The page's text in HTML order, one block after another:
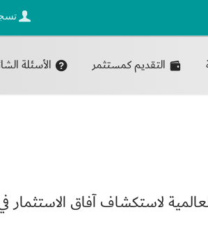
التقديم كمستثمر الأسئلة
لاستكشاف آفاق الاستثمار